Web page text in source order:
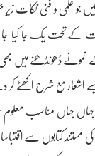
علمی و فنی نکات
کے تحت یک جا کیا
کے نمونے ڈھونڈھنے
کے ذیل میں ردیف وار صرف ۱یسے
جہاں مناسب معلوم
کی مستند کتابوں سے